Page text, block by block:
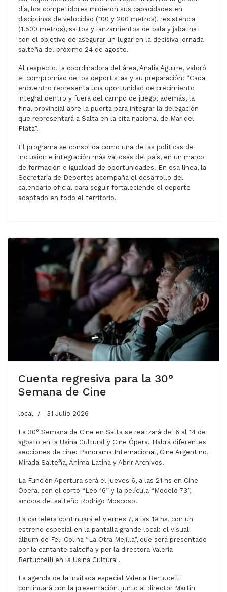
día, los competidores midieron sus capacidades en
disciplinas de velocidad (100 y 200 metros), resistencia
(1.500 metros), saltos y lanzamientos de bala y jabalina
con el objetivo de asegurar un lugar en la decisiva jornada
salteña del próximo 24 de agosto.
Al respecto, la coordinadora del área, Analía Aguirre, valoró
el compromiso de los deportistas y su preparación: “Cada
encuentro representa una oportunidad de crecimiento
integral dentro y fuera del campo de juego; además, la
final provincial abre la puerta para integrar la delegación
que representará a Salta en la cita nacional de Mar del
Plata”.
El programa se consolida como una de las políticas de
inclusión e integración más valiosas del país, en un marco
de formación e igualdad de oportunidades. En esa línea, la
Secretaría de Deportes acompaña el desarrollo del
calendario oficial para seguir fortaleciendo el deporte
adaptado en todo el territorio.
Cuenta regresiva para la 30°
Semana de Cine
local 31 Julio 2026
La 30° Semana de Cine en Salta se realizará del 6 al 14 de
agosto en la Usina Cultural y Cine Ópera. Habrá diferentes
secciones de cine: Panorama Internacional, Cine Argentino,
Mirada Salteña, Ánima Latina y Abrir Archivos.
La Función Apertura será el jueves 6, a las 21 hs en Cine
Ópera, con el corto “Leo 16” y la película “Modelo 73”,
ambos del salteño Rodrigo Moscoso.
La cartelera continuará el viernes 7, a las 19 hs, con un
estreno especial en la pantalla grande local: el visual
álbum de Feli Colina “La Otra Mejilla”, que será presentado
por la cantante salteña y por la directora Valeria
Bertuccelli en la Usina Cultural.
La agenda de la invitada especial Valeria Bertucelli
continuará con la presentación, junto al director Martín